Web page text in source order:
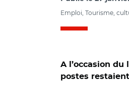
Emploi, Tourisme,
A l’occasion
postes